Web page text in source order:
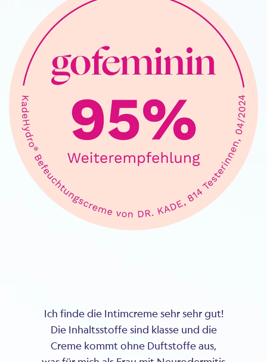
Ich finde die Intimcreme sehr sehr gut!
Die Inhaltsstoffe sind klasse und die
Creme kommt ohne Duftstoffe aus,